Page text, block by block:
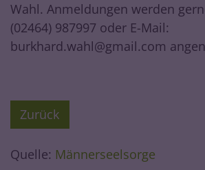
Wahl. Anmeldungen werden
(02464) 987997 oder E-Mail:
burkhard.wahl@gmail.com
Zurück
Quelle: Männerseelsorge